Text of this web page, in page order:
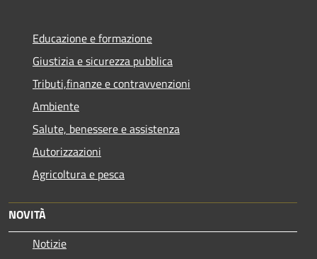
Educazione e formazione
Giustizia e sicurezza pubblica
Tributi,finanze e contravvenzioni
Ambiente
Salute, benessere e assistenza
Autorizzazioni
Agricoltura e pesca
NOVITÀ
Notizie